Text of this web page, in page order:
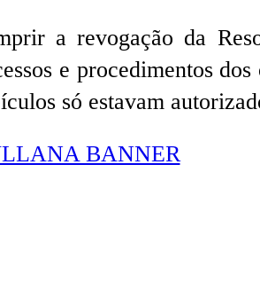
a revogação da
e procedimentos
só estavam